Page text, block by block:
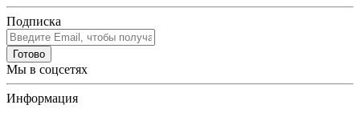
Подписка
Готово
Мы в соцсетях
Информация